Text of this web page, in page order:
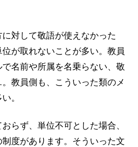
対して敬語が使えなかった
が取れないことが多い。教員
名前や所属を名乗らない、敬
教員側も、こういった類のメ
。
らず、単位不可とした場合、
度があります。そういった文